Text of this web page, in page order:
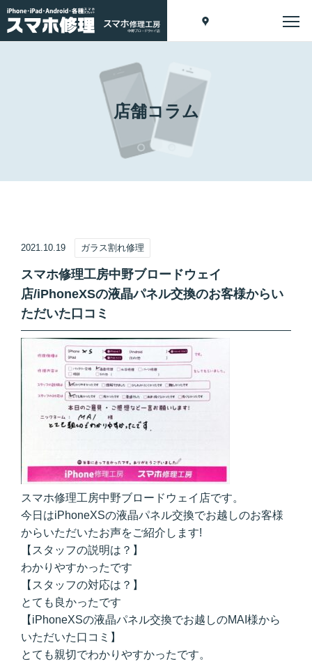
店舗コラム
2021.10.19 ガラス割れ修理
スマホ修理工房中野ブロードウェイ
店/iPhoneXSの液晶パネル交換のお客様からい
ただいた口コミ
スマホ修理工房中野ブロードウェイ店です。
今日はiPhoneXSの液晶パネル交換でお越しのお客様
からいただいたお声をご紹介します!
【スタッフの説明は？】
わかりやすかったです
【スタッフの対応は？】
とても良かったです
【iPhoneXSの液晶パネル交換でお越しのMAI様から
いただいた口コミ】
とても親切でわかりやすかったです。